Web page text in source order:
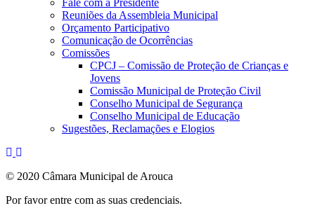
Fale com a Presidente
Reuniões da Assembleia Municipal
Orçamento Participativo
Comunicação de Ocorrências
Comissões
CPCJ – Comissão de Proteção de Crianças e
Jovens
Comissão Municipal de Proteção Civil
Conselho Municipal de Segurança
Conselho Municipal de Educação
Sugestões, Reclamações e Elogios
© 2020 Câmara Municipal de Arouca
Por favor entre com as suas credenciais.